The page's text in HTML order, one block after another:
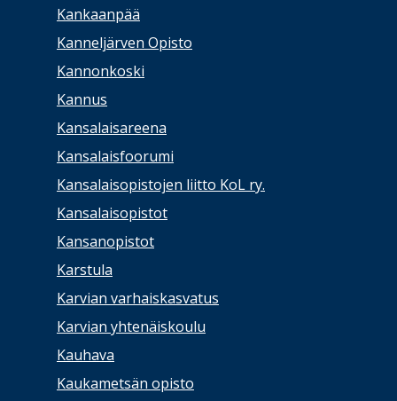
Kankaanpää
Kanneljärven Opisto
Kannonkoski
Kannus
Kansalaisareena
Kansalaisfoorumi
Kansalaisopistojen liitto KoL ry.
Kansalaisopistot
Kansanopistot
Karstula
Karvian varhaiskasvatus
Karvian yhtenäiskoulu
Kauhava
Kaukametsän opisto